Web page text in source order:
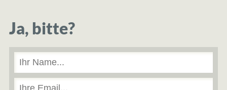
Ja, bitte?